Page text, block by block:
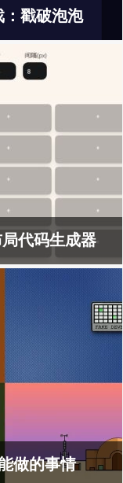
：戳破泡泡
代码生成器
做的事情